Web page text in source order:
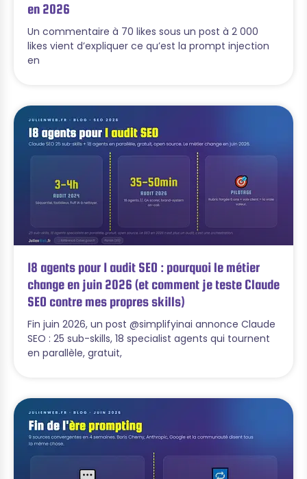
en 2026
Un commentaire à 70 likes sous un post à 2 000
likes vient d’expliquer ce qu’est la prompt injection
en
18 agents pour 1 audit SEO : pourquoi le métier
change en juin 2026 (et comment je teste Claude
SEO contre mes propres skills)
Fin juin 2026, un post @simplifyinai annonce Claude
SEO : 25 sub-skills, 18 specialist agents qui tournent
en parallèle, gratuit,